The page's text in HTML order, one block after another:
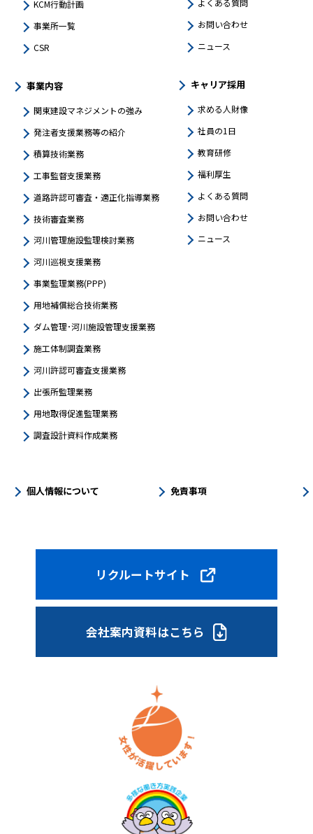
KCM行動計画
事業所一覧
CSR
事業内容
関東建設マネジメントの強み​
発注者支援業務等の紹介
積算技術業務
工事監督支援業務
道路許認可審査・適正化指導業務
技術審査業務
河川管理施設監理検討業務
河川巡視支援業務
事業監理業務(PPP)
用地補償総合技術業務
ダム管理･河川施設管理支援業務
施工体制調査業務
河川許認可審査支援業務
出張所監理業務
用地取得促進監理業務
調査設計資料作成業務
お問い合わせ
ニュース
キャリア採用
求める人財像
社員の1日
教育研修
福利厚生
よくある質問
お問い合わせ
ニュース
個人情報について 免責事項
リクルートサイト
会社案内資料はこちら